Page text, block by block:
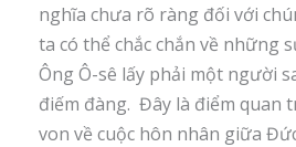
nghĩa chưa rõ ràng đối với
ta có thể chắc chắn về những
Ông Ô-sê lấy phải một người
điếm đàng. Đây là điểm quan
von về cuộc hôn nhân giữa